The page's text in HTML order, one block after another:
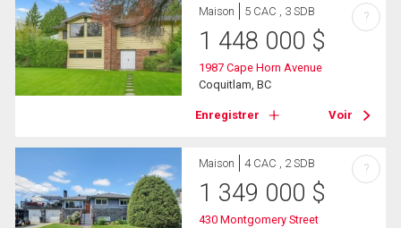
Maison 5 CAC , 3 SDB
1 448 000 $
1987 Cape Horn Avenue
Coquitlam, BC
Enregistrer Voir
?
Maison 4 CAC , 2 SDB
1 349 000 $
430 Montgomery Street
?